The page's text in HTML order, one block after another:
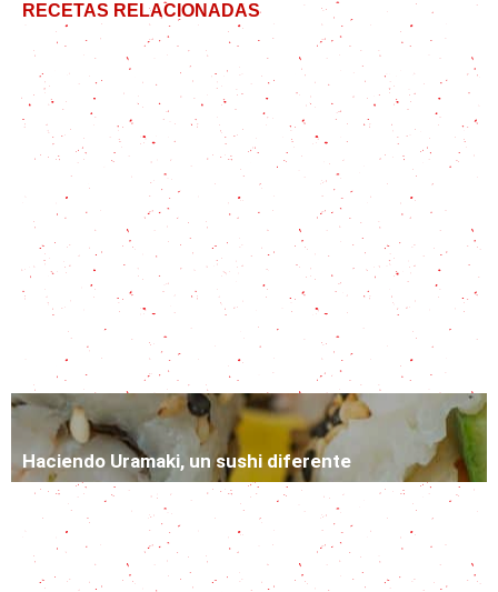
RECETAS RELACIONADAS
Arroz a la cubana: Una rica receta con un origen
que te va a sorprender
10 datos que tenes que saber para hacer el mejor
arroz con verduras
Tomates rellenos: versión clásica y nueva
Arroz con Atún: La receta salvadora
Haciendo Uramaki, un sushi diferente
Todo sobre el Chow Fan + Receta con 2 opciones